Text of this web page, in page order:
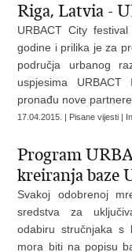
Riga, Latvia -
URBACT City
godine i prilika je za
područja urbanog
uspjesima
pronađu nove partnere.
17.04.2015. | Pisane vijesti |
Program
kreiranja baze
Svakoj odobrenoj
sredstva za
odabiru stručnjaka
mora biti na popisu